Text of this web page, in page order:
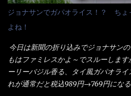
の旨味に数種類の唐辛子、ニンニク
れた醤油ベースのスープです。 調味
することに風味と辛さを引き立たせ
全体に馴染ませるために、箸で麺と
ないかぁ～ モヤシが黒豆モヤシだ
りづらい！（緑豆モヤシだと太くて熱
だよ） それに細ストレート麺とモ
韮の緑と卵の黄色も相まって・・・映
ろう） 早速タバスコを振りかけて食
いよ！ 久しぶりだな～ホワイトソー
感・・・懐かしい～ 今回ダイソーの
みたら、これが凄くうまくすくえる
当たりだね） 今回新作のグラタンを
味しさとダイソーのカレースプーン
度認識できました。
ジョナサンでガパオライス！？ ちょ
よね！
今日は新聞の折り込みでジョナサン
もはファミレスかよ～でスルーしま
ーリーバジル香る、タイ風ガパオラ
れが通常だと税込989円→769円にな